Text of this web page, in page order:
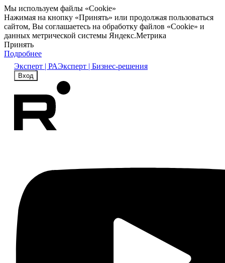
Мы используем файлы «Cookie»
Нажимая на кнопку «Принять» или продолжая пользоваться
сайтом, Вы соглашаетесь на обработку файлов «Cookie» и
данных метрической системы Яндекс.Метрика
Принять
Подробнее
Эксперт | РАЭксперт | Бизнес-решения
Вход